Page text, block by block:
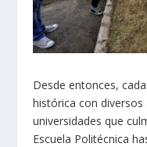
Desde entonces,
histórica con
universidades que
Escuela Politécnica